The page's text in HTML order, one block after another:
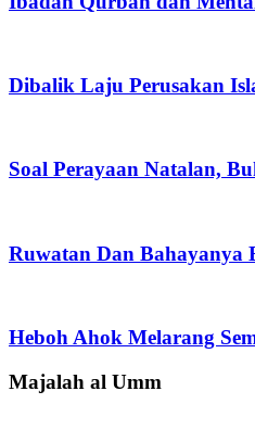
Dibalik Laju Perusakan
Soal Perayaan Natalan,
Ruwatan Dan Bahayanya
Heboh Ahok Melarang
Majalah al Umm